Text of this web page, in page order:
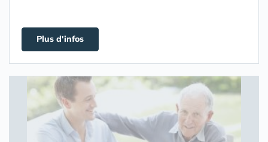
Plus d'infos